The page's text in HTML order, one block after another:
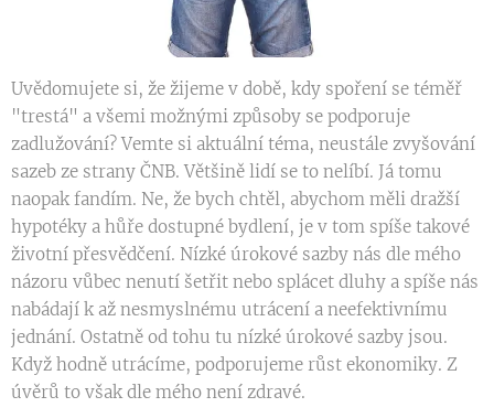
Uvědomujete si, že žijeme v době, kdy spoření se téměř
"trestá" a všemi možnými způsoby se podporuje
zadlužování? Vemte si aktuální téma, neustále zvyšování
sazeb ze strany ČNB. Většině lidí se to nelíbí. Já tomu
naopak fandím. Ne, že bych chtěl, abychom měli dražší
hypotéky a hůře dostupné bydlení, je v tom spíše takové
životní přesvědčení. Nízké úrokové sazby nás dle mého
názoru vůbec nenutí šetřit nebo splácet dluhy a spíše nás
nabádají k až nesmyslnému utrácení a neefektivnímu
jednání. Ostatně od tohu tu nízké úrokové sazby jsou.
Když hodně utrácíme, podporujeme růst ekonomiky. Z
úvěrů to však dle mého není zdravé.